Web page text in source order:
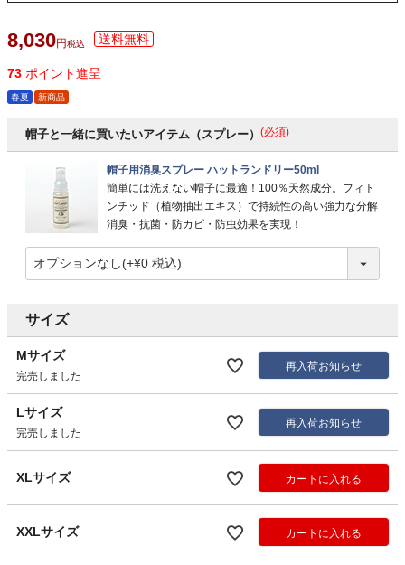
8,030 税込
73 ポイント進呈
春夏 新商品
帽子と一緒に買いたいアイテム（スプレー） (必須)
帽子用消臭スプレー ハットランドリー50ml
簡単には洗えない帽子に最適！100％天然成分。フィト
ンチッド（植物抽出エキス）で持続性の高い強力な分解
消臭・抗菌・防カビ・防虫効果を実現！
サイズ
Mサイズ
完売しました
再入荷お知らせ
Lサイズ
完売しました
再入荷お知らせ
XLサイズ カートに入れる
XXLサイズ カートに入れる